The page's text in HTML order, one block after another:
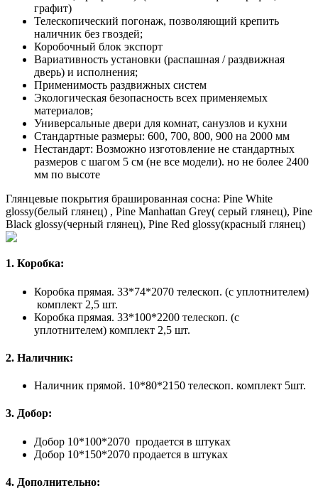
графит)
Телескопический погонаж, позволяющий крепить
наличник без гвоздей;
Коробочный блок экспорт
Вариативность установки (распашная / раздвижная
дверь) и исполнения;
Применимость раздвижных систем
Экологическая безопасность всех применяемых
материалов;
Универсальные двери для комнат, санузлов и кухни
Стандартные размеры: 600, 700, 800, 900 на 2000 мм
Нестандарт: Возможно изготовление не стандартных
размеров с шагом 5 см (не все модели). но не более 2400
мм по высоте
Глянцевые покрытия брашированная сосна: Pine White
glossy(белый глянец) , Pine Manhattan Grey( серый глянец), Pine
Black glossy(черный глянец), Pine Red glossy(красный глянец)
1. Коробка:
Коробка прямая. 33*74*2070 телескоп. (с уплотнителем)
комплект 2,5 шт.
Коробка прямая. 33*100*2200 телескоп. (с
уплотнителем) комплект 2,5 шт.
2. Наличник:
Наличник прямой. 10*80*2150 телескоп. комплект 5шт.
3. Добор:
Добор 10*100*2070 продается в штуках
Добор 10*150*2070 продается в штуках
4. Дополнительно: